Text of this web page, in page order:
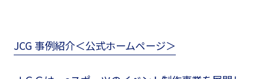
JCG 事例紹介＜公式ホームページ＞